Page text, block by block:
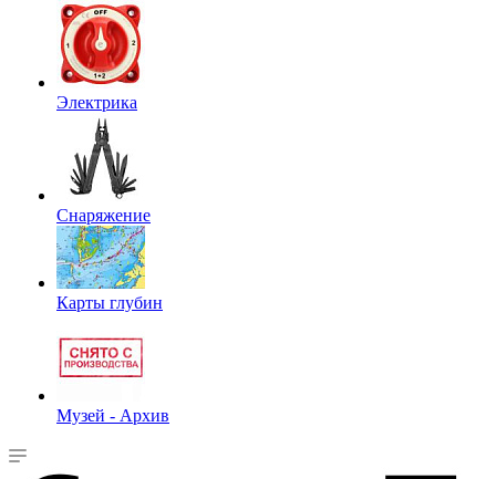
Электрика
Снаряжение
Карты глубин
Музей - Архив